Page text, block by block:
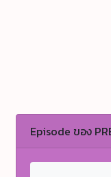
Episode ของ